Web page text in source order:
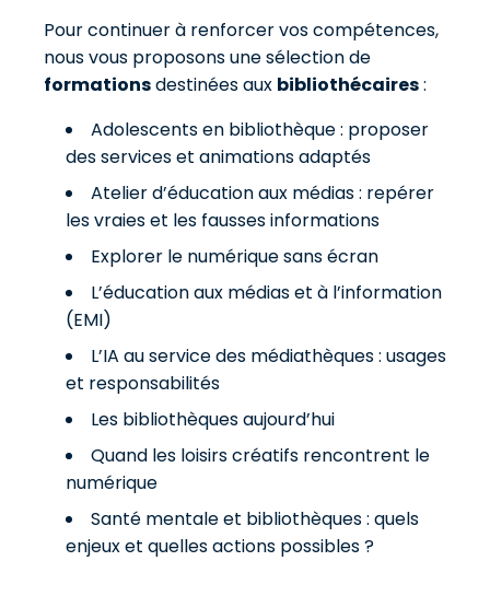
Pour continuer à renforcer vos compétences,
nous vous proposons une sélection de
formationsdestinées aux bibliothécaires:
Adolescents en bibliothèque : proposer
des services et animations adaptés
Atelier d’éducation aux médias : repérer
les vraies et les fausses informations
Explorer le numérique sans écran
L’éducation aux médias et à l’information
(EMI)
L’IA au service des médiathèques : usages
et responsabilités
Les bibliothèques aujourd’hui
Quand les loisirs créatifs rencontrent le
numérique
Santé mentale et bibliothèques : quels
enjeux et quelles actions possibles ?